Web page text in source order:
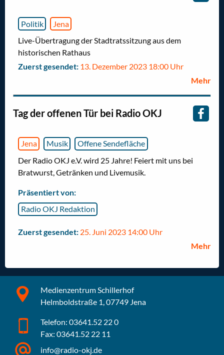
Politik
Jena
Live-Übertragung der Stadtratssitzung aus dem
historischen Rathaus
Zuerst gesendet: 13. Dezember 2023 18:00 Uhr
Mehr
Tag der offenen Tür bei Radio OKJ
Jena Musik
Offene Sendefläche
Der Radio OKJ e.V. wird 25 Jahre! Feiert mit uns bei
Bratwurst, Getränken und Livemusik.
Präsentiert von:
Radio OKJ Redaktion
Zuerst gesendet: 25. Juni 2023 14:00 Uhr
Mehr
Medienzentrum Schillerhof
Helmboldstraße 1, 07749 Jena
Telefon: 03641.52 22 0
Fax: 03641.52 22 11
info@radio-okj.de